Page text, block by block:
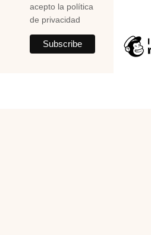
acepto la política
de privacidad